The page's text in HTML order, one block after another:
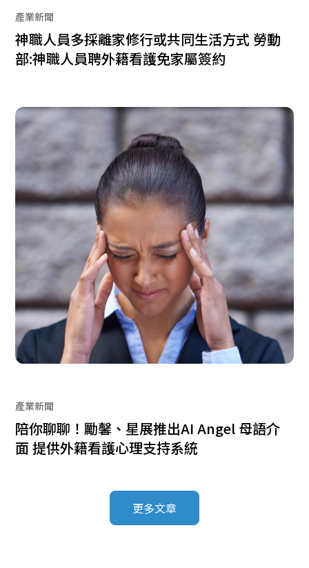
產業新聞
神職人員多採離家修行或共同生活方式 勞動
部:神職人員聘外籍看護免家屬簽約
產業新聞
陪你聊聊！勵馨、星展推出AI Angel 母語介
面 提供外籍看護心理支持系統
更多文章